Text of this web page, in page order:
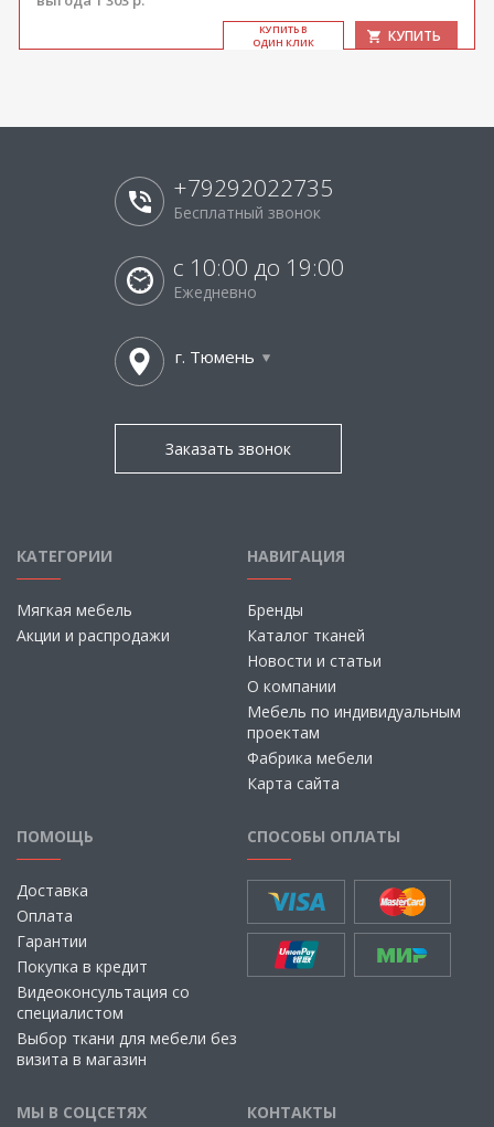
КУ­ПИТЬ В
ОДИН КЛИК
КУПИТЬ
+79292022735
Бесплатный звонок
с 10:00 до 19:00
Ежедневно
г. Тюмень
Заказать звонок
КАТЕГОРИИ
Мягкая мебель
Акции и распродажи
НАВИГАЦИЯ
Бренды
Каталог тканей
Новости и статьи
О компании
Мебель по индивидуальным
проектам
Фабрика мебели
Карта сайта
ПОМОЩЬ
Доставка
Оплата
Гарантии
Покупка в кредит
Видеоконсультация со
специалистом
Выбор ткани для мебели без
визита в магазин
СПОСОБЫ ОПЛАТЫ
МЫ В СОЦСЕТЯХ КОНТАКТЫ